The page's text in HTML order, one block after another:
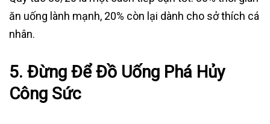
ăn uống lành mạnh, 20% còn lại dành cho sở thích cá
nhân.
5. Đừng Để Đồ Uống Phá Hủy
Công Sức